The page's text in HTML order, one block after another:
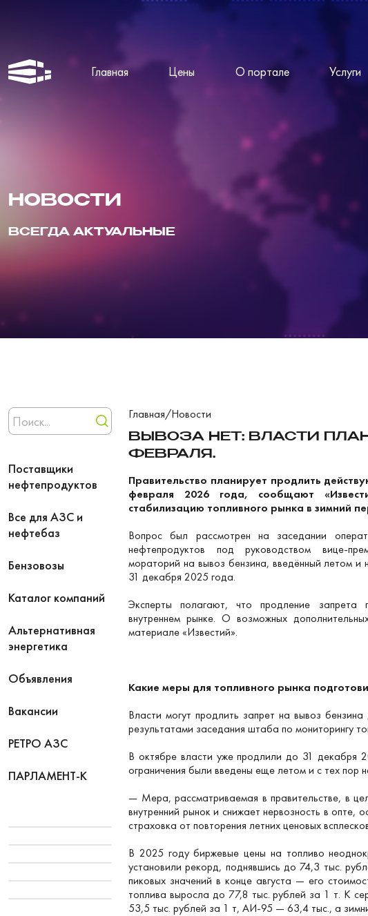
Главная Цены О портале Услуги
НОВОСТИ
ВСЕГДА АКТУАЛЬНЫЕ
Поставщики
нефтепродуктов
Все для АЗС и
нефтебаз
Бензовозы
Каталог компаний
Альтернативная
энергетика
Объявления
Вакансии
РЕТРО АЗС
ПАРЛАМЕНТ-К
Главная/Новости
ВЫВОЗА НЕТ: ВЛАСТИ
ФЕВРАЛЯ.
Правительство планирует продлить
февраля 2026 года, сообщают
стабилизацию топливного рынка в зимний
Вопрос был рассмотрен на заседании
нефтепродуктов под руководством вице-
мораторий на вывоз бензина, введённый летом и
31 декабря 2025 года.
Эксперты полагают, что продление запрета
внутреннем рынке. О возможных
материале «Известий».
Какие меры для топливного рынка
Власти могут продлить запрет на вывоз
результатами заседания штаба по мониторингу
В октябре власти уже продлили до 31 декабря
ограничения были введены еще летом и с тех пор
— Мера, рассматриваемая в правительстве, в
внутренний рынок и снижает нервозность в
страховка от повторения летних ценовых
В 2025 году биржевые цены на топливо
установили рекорд, поднявшись до 74,3 тыс.
пиковых значений в конце августа — его
топлива выросла до 77,8 тыс. рублей за 1 т. К
53,5 тыс. рублей за 1 т, АИ-95 — 63,4 тыс., а